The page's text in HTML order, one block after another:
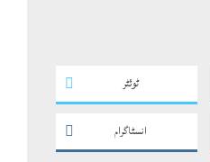
ٹوئٹر
انسٹاگرام